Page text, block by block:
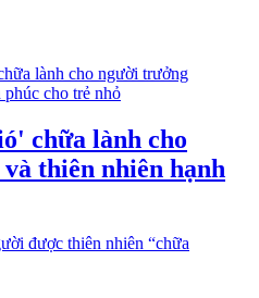
chữa lành cho
thiên nhiên hạnh